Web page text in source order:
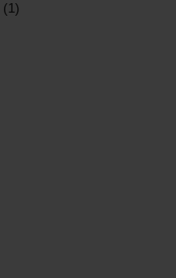
(1)